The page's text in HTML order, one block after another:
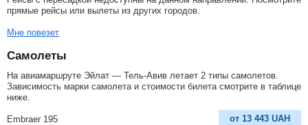
прямые рейсы или вылеты из других городов.
Мне повезет
Самолеты
На авиамаршруте Эйлат — Тель-Авив летает 2 типы самолетов.
Зависимость марки самолета и стоимости билета смотрите в таблице
ниже.
Embraer 195 от 13 443 UAH